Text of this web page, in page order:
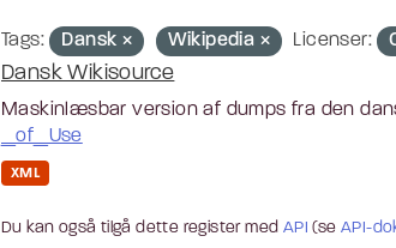
Tags: Dansk Wikipedia Licenser:
Dansk Wikisource
Maskinlæsbar version af dumps fra den
_of_Use
XML
Du kan også tilgå dette register med API (seAPI-